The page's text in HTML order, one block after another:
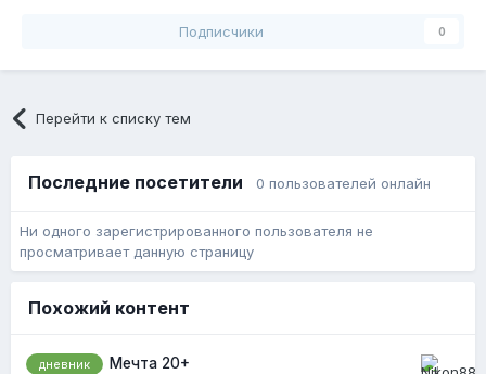
Подписчики 0
Перейти к списку тем
Последние посетители 0 пользователей онлайн
Ни одного зарегистрированного пользователя не
просматривает данную страницу
Похожий контент
дневник
Мечта 20+